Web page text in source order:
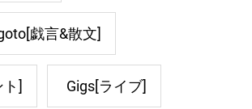
戯言&散文]
] Gigs[ライブ]